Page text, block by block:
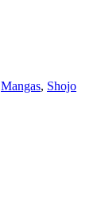
Mangas, Shojo